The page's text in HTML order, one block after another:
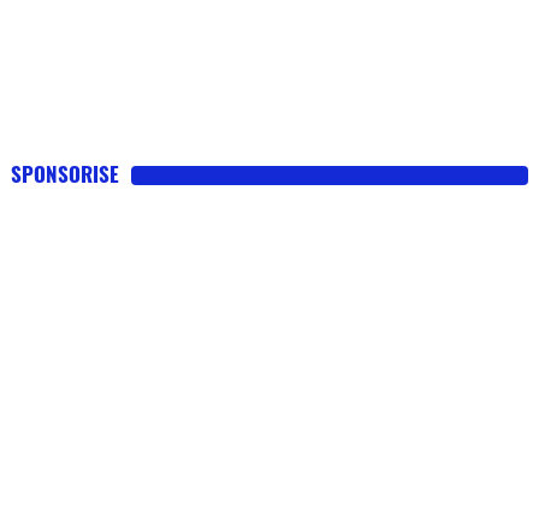
SPONSORISE